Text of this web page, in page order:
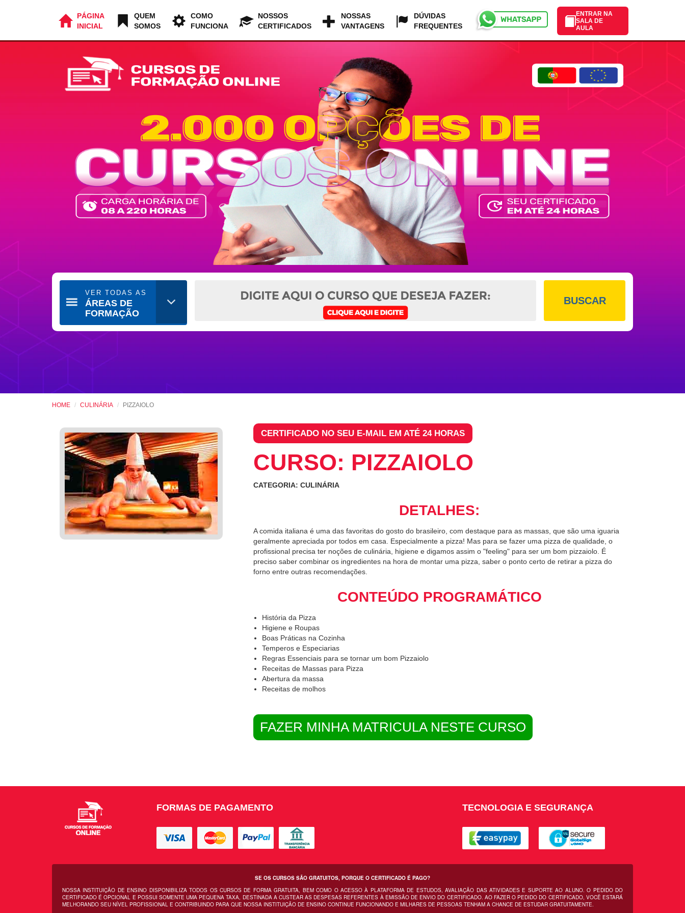
PÁGINA
INICIAL
QUEM
SOMOS
COMO
FUNCIONA
NOSSOS
CERTIFICADOS
NOSSAS
VANTAGENS
DÚVIDAS
FREQUENTES
ENTRAR NA
SALA DE
AULA
VER TODAS AS
ÁREAS DE
FORMAÇÃO
BUSCAR
HOME CULINÁRIA PIZZAIOLO
CERTIFICADO NO SEU E-MAIL EM ATÉ 24 HORAS
CURSO: PIZZAIOLO
CATEGORIA: CULINÁRIA
DETALHES:
A comida italiana é uma das favoritas do gosto do brasileiro, com destaque para as massas, que são uma iguaria
geralmente apreciada por todos em casa. Especialmente a pizza! Mas para se fazer uma pizza de qualidade, o
profissional precisa ter noções de culinária, higiene e digamos assim o "feeling" para ser um bom pizzaiolo. É
preciso saber combinar os ingredientes na hora de montar uma pizza, saber o ponto certo de retirar a pizza do
forno entre outras recomendações.
CONTEÚDO PROGRAMÁTICO
História da Pizza
Higiene e Roupas
Boas Práticas na Cozinha
Temperos e Especiarias
Regras Essenciais para se tornar um bom Pizzaiolo
Receitas de Massas para Pizza
Abertura da massa
Receitas de molhos
FAZER MINHA MATRICULA NESTE CURSO
FORMAS DE PAGAMENTO TECNOLOGIA E SEGURANÇA
SE OS CURSOS SÃO GRATUITOS, PORQUE O CERTIFICADO É PAGO?
NOSSA INSTITUIÇÃO DE ENSINO DISPONIBILIZA TODOS OS CURSOS DE FORMA GRATUITA, BEM COMO O ACESSO À PLATAFORMA DE ESTUDOS, AVALIAÇÃO DAS ATIVIDADES E SUPORTE AO ALUNO. O PEDIDO DO
CERTIFICADO É OPCIONAL E POSSUI SOMENTE UMA PEQUENA TAXA, DESTINADA A CUSTEAR AS DESPESAS REFERENTES À EMISSÃO DE ENVIO DO CERTIFICADO. AO FAZER O PEDIDO DO CERTIFICADO, VOCÊ ESTARÁ
MELHORANDO SEU NÍVEL PROFISSIONAL E CONTRIBUINDO PARA QUE NOSSA INSTITUIÇÃO DE ENSINO CONTINUE FUNCIONANDO E MILHARES DE PESSOAS TENHAM A CHANCE DE ESTUDAR GRATUITAMENTE.